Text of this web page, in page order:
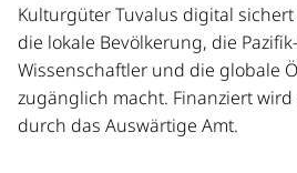
Kulturgüter Tuvalus digital
die lokale Bevölkerung, die
Wissenschaftler und die globale
zugänglich macht. Finanziert
durch das Auswärtige Amt.